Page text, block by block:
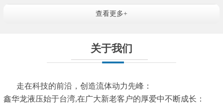
查看更多+
关于我们
走在科技的前沿，创造流体动力先峰：
鑫华龙液压始于台湾,在广大新老客户的厚爱中不断成长：